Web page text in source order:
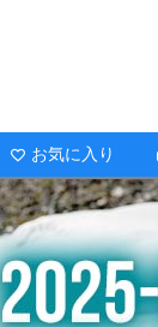
お気に入り